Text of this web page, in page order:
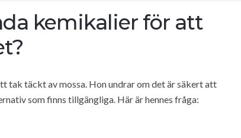
kemikalier för att
tak täckt av mossa. Hon undrar om det är säkert att
som finns tillgängliga. Här är hennes fråga: